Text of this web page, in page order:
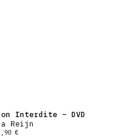
Interdite – DVD
Reijn
€